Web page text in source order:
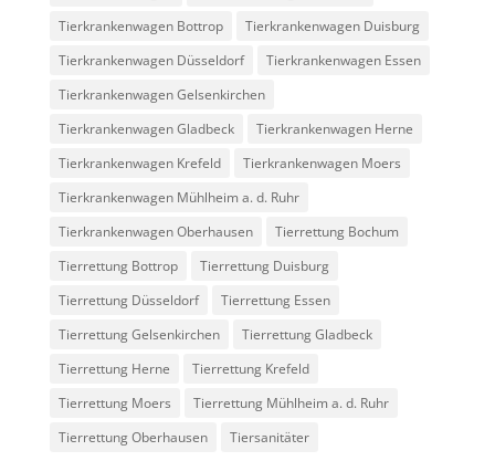
Tierkrankenwagen Bottrop
Tierkrankenwagen Duisburg
Tierkrankenwagen Düsseldorf
Tierkrankenwagen Essen
Tierkrankenwagen Gelsenkirchen
Tierkrankenwagen Gladbeck
Tierkrankenwagen Herne
Tierkrankenwagen Krefeld
Tierkrankenwagen Moers
Tierkrankenwagen Mühlheim a. d. Ruhr
Tierkrankenwagen Oberhausen
Tierrettung Bochum
Tierrettung Bottrop
Tierrettung Duisburg
Tierrettung Düsseldorf
Tierrettung Essen
Tierrettung Gelsenkirchen
Tierrettung Gladbeck
Tierrettung Herne
Tierrettung Krefeld
Tierrettung Moers
Tierrettung Mühlheim a. d. Ruhr
Tierrettung Oberhausen
Tiersanitäter